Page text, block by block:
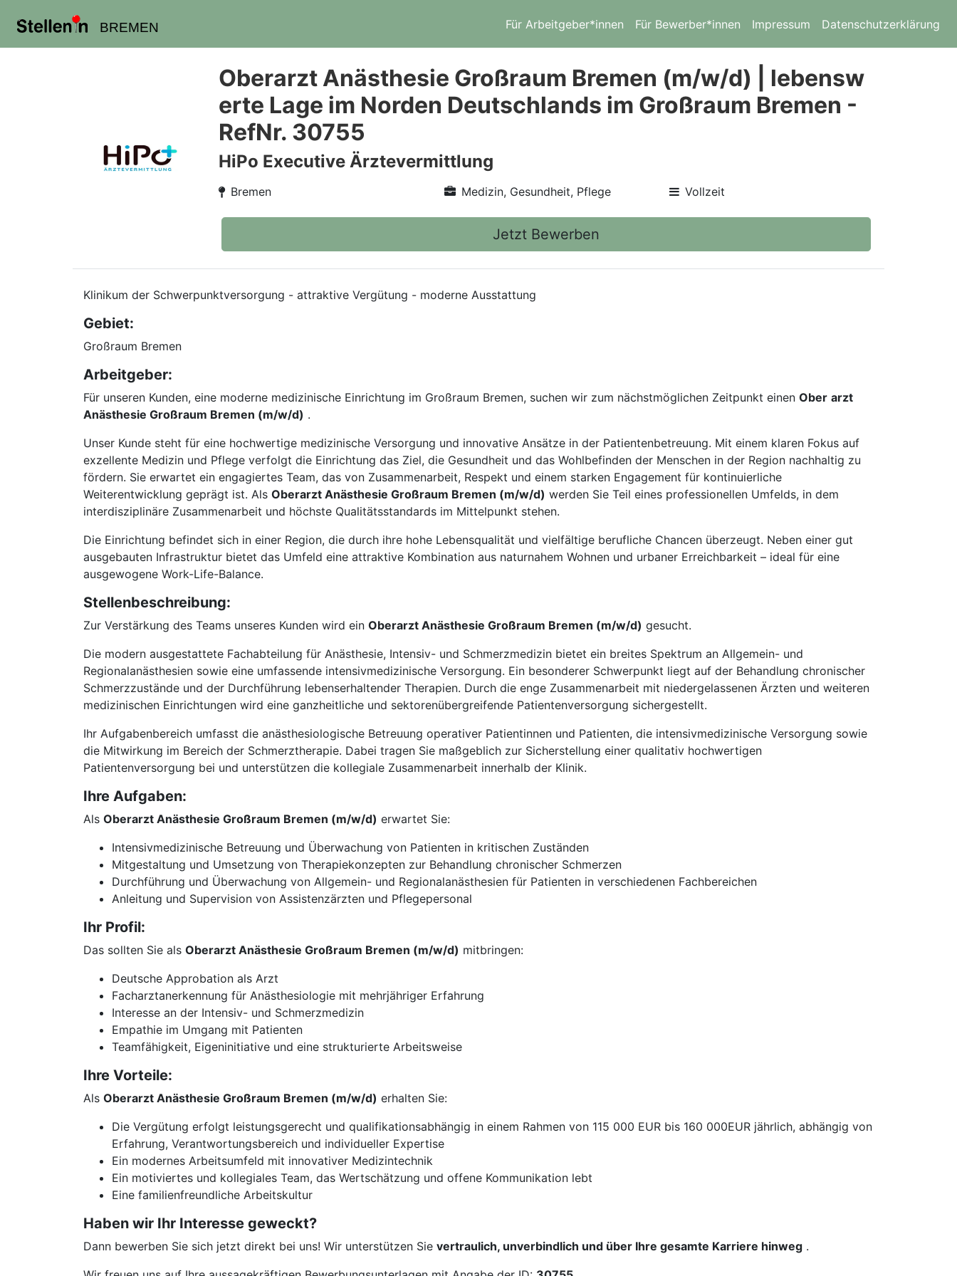
BREMEN Für Arbeitgeber*innen Für Bewerber*innen Impressum Datenschutzerklärung
Oberarzt Anästhesie Großraum Bremen (m/w/d) | lebensw
erte Lage im Norden Deutschlands im Großraum Bremen -
RefNr. 30755
HiPo Executive Ärztevermittlung
Bremen Medizin, Gesundheit, Pflege Vollzeit
Jetzt Bewerben
Klinikum der Schwerpunktversorgung - attraktive Vergütung - moderne Ausstattung
Gebiet:
Großraum Bremen
Arbeitgeber:
Für unseren Kunden, eine moderne medizinische Einrichtung im Großraum Bremen, suchen wir zum nächstmöglichen Zeitpunkt einen Ober arzt
Anästhesie Großraum Bremen (m/w/d) .
Unser Kunde steht für eine hochwertige medizinische Versorgung und innovative Ansätze in der Patientenbetreuung. Mit einem klaren Fokus auf
exzellente Medizin und Pflege verfolgt die Einrichtung das Ziel, die Gesundheit und das Wohlbefinden der Menschen in der Region nachhaltig zu
fördern. Sie erwartet ein engagiertes Team, das von Zusammenarbeit, Respekt und einem starken Engagement für kontinuierliche
Weiterentwicklung geprägt ist. Als Oberarzt Anästhesie Großraum Bremen (m/w/d) werden Sie Teil eines professionellen Umfelds, in dem
interdisziplinäre Zusammenarbeit und höchste Qualitätsstandards im Mittelpunkt stehen.
Die Einrichtung befindet sich in einer Region, die durch ihre hohe Lebensqualität und vielfältige berufliche Chancen überzeugt. Neben einer gut
ausgebauten Infrastruktur bietet das Umfeld eine attraktive Kombination aus naturnahem Wohnen und urbaner Erreichbarkeit – ideal für eine
ausgewogene Work-Life-Balance.
Stellenbeschreibung:
Zur Verstärkung des Teams unseres Kunden wird ein Oberarzt Anästhesie Großraum Bremen (m/w/d) gesucht.
Die modern ausgestattete Fachabteilung für Anästhesie, Intensiv- und Schmerzmedizin bietet ein breites Spektrum an Allgemein- und
Regionalanästhesien sowie eine umfassende intensivmedizinische Versorgung. Ein besonderer Schwerpunkt liegt auf der Behandlung chronischer
Schmerzzustände und der Durchführung lebenserhaltender Therapien. Durch die enge Zusammenarbeit mit niedergelassenen Ärzten und weiteren
medizinischen Einrichtungen wird eine ganzheitliche und sektorenübergreifende Patientenversorgung sichergestellt.
Ihr Aufgabenbereich umfasst die anästhesiologische Betreuung operativer Patientinnen und Patienten, die intensivmedizinische Versorgung sowie
die Mitwirkung im Bereich der Schmerztherapie. Dabei tragen Sie maßgeblich zur Sicherstellung einer qualitativ hochwertigen
Patientenversorgung bei und unterstützen die kollegiale Zusammenarbeit innerhalb der Klinik.
Ihre Aufgaben:
Als Oberarzt Anästhesie Großraum Bremen (m/w/d) erwartet Sie:
Intensivmedizinische Betreuung und Überwachung von Patienten in kritischen Zuständen
Mitgestaltung und Umsetzung von Therapiekonzepten zur Behandlung chronischer Schmerzen
Durchführung und Überwachung von Allgemein- und Regionalanästhesien für Patienten in verschiedenen Fachbereichen
Anleitung und Supervision von Assistenzärzten und Pflegepersonal
Ihr Profil:
Das sollten Sie als Oberarzt Anästhesie Großraum Bremen (m/w/d) mitbringen:
Deutsche Approbation als Arzt
Facharztanerkennung für Anästhesiologie mit mehrjähriger Erfahrung
Interesse an der Intensiv- und Schmerzmedizin
Empathie im Umgang mit Patienten
Teamfähigkeit, Eigeninitiative und eine strukturierte Arbeitsweise
Ihre Vorteile:
Als Oberarzt Anästhesie Großraum Bremen (m/w/d) erhalten Sie:
Die Vergütung erfolgt leistungsgerecht und qualifikationsabhängig in einem Rahmen von 115 000 EUR bis 160 000EUR jährlich, abhängig von
Erfahrung, Verantwortungsbereich und individueller Expertise
Ein modernes Arbeitsumfeld mit innovativer Medizintechnik
Ein motiviertes und kollegiales Team, das Wertschätzung und offene Kommunikation lebt
Eine familienfreundliche Arbeitskultur
Haben wir Ihr Interesse geweckt?
Dann bewerben Sie sich jetzt direkt bei uns! Wir unterstützen Sie vertraulich, unverbindlich und über Ihre gesamte Karriere hinweg .